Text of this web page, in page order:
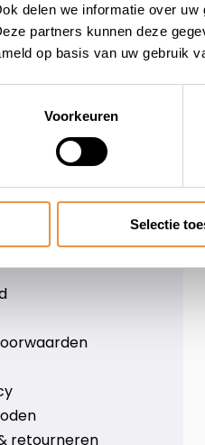
delen we informatie over
partners kunnen deze
op basis van uw gebruik
Voorkeuren
Selectie
Snelle levering
retourneren